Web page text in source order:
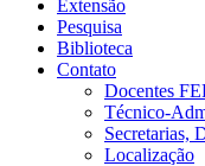
Extensão
Pesquisa
Biblioteca
Contato
Docentes
Técnico-
Secretarias,
Localização